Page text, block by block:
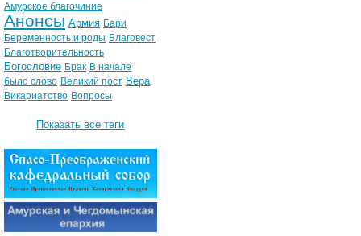
Амурское благочиние
Анонсы Армия Бари
Беременность и роды Благовест
Благотворительность
Богословие Брак В начале
было слово Великий пост Вера
Викариатство Вопросы
Показать все теги